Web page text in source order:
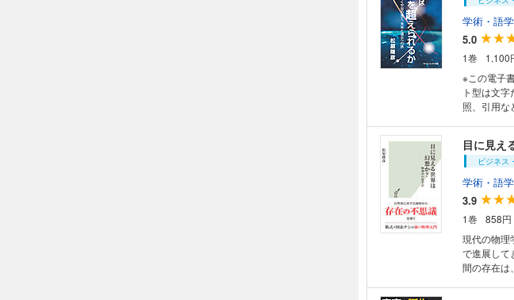
学術・語学
5.0
1巻
1,100
※この電子
ト型は文
照、引用などの機能
な図版で構成しています。 最
去へ向か
的な根拠に基
ついて。
があるのか
ない天体のご案内
ところに何
理学的に見
していきます。 宇宙について考えることは、世界と
と。それは
にとっての
目に見え
ビジネス
学術・語学
3.9
1巻
858円
現代の物理
で進展して
間の存在は